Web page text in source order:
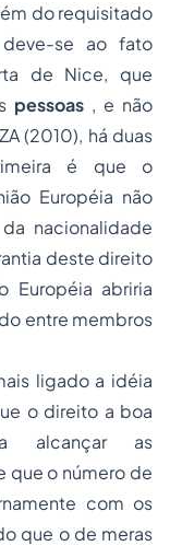
do requisitado
deve-se ao fato
de Nice, que
pessoas , e não
(2010), há duas
é que o
Européia não
nacionalidade
deste direito
Européia abriria
entre membros
ligado a idéia
o direito a boa
alcançar as
que o número de
com os
que o de meras